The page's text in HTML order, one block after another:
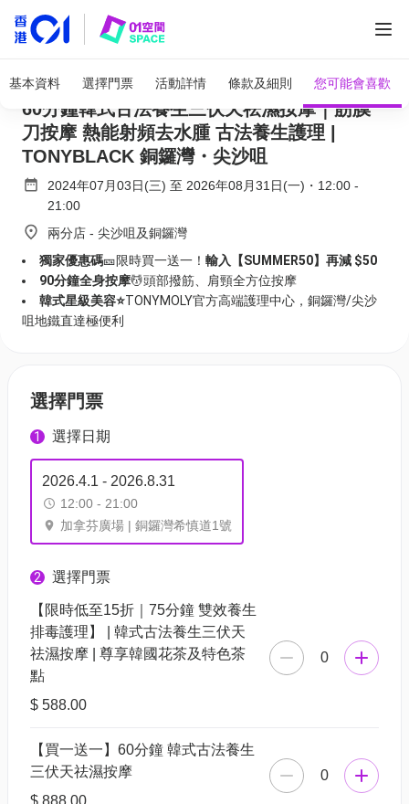
基本資料 選擇門票 活動詳情 條款及細則 您可能會喜歡
TONYMOLY 韓式美容護理中心｜買一送一
60分鐘韓式古法養生三伏天祛濕按摩｜筋膜
刀按摩 熱能射頻去水腫 古法養生護理 |
TONYBLACK 銅鑼灣・尖沙咀
2024年07月03日(三) 至 2026年08月31日(一) ・ 12:00 -
21:00
兩分店 - 尖沙咀及銅鑼灣
獨家優惠碼🎫限時買一送一！ 輸入【SUMMER50】再減 $50
90分鐘全身按摩💆頭部撥筋、肩頸全方位按摩
韓式星級美容⭐TONYMOLY官方高端護理中心，銅鑼灣/尖沙
咀地鐵直達極便利
選擇門票
1 選擇日期
2026.4.1 - 2026.8.31
12:00 - 21:00
加拿芬廣場 | 銅鑼灣希慎道1號
2 選擇門票
【限時低至15折｜75分鐘 雙效養生
排毒護理】 | 韓式古法養生三伏天
祛濕按摩 | 尊享韓國花茶及特色茶
點
$ 588.00
0
【買一送一】60分鐘 韓式古法養生
三伏天祛濕按摩
$ 888.00
0